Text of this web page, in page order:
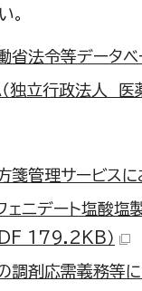
。
省法令等データベ
独立行政法人 医
箋管理サービス
ェニデート塩酸塩
179.2KB）
調剤応需義務等